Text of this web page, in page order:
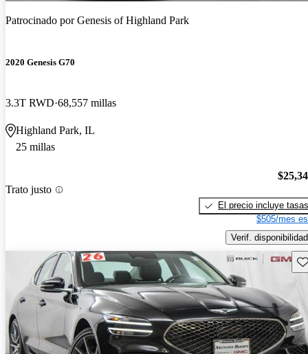
Patrocinado porGenesis of Highland Park
2020 Genesis G70
3.3T RWD 68,557 millas
Highland Park, IL
25 millas
Trato justo
El precio incluye tasas
$505/mes
Verif. disponibilidad